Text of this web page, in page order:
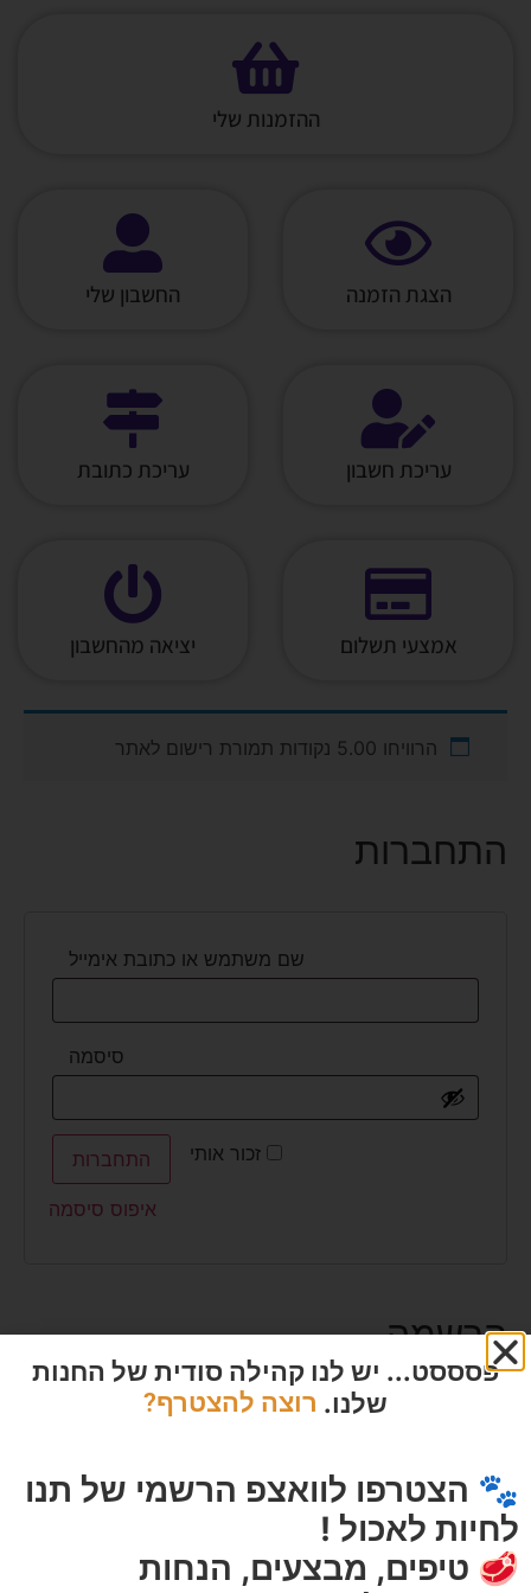
ההזמנות שלי
הצגת הזמנה החשבון שלי
עריכת חשבון עריכת כתובת
אמצעי תשלום יציאה מהחשבון
הרוויחו 5.00 נקודות תמורת רישום לאתר
התחברות
שם משתמש או כתובת אימייל
סיסמה
זכור אותי התחברות
איפוס סיסמה
הרשמה
פסססט... יש לנו קהילה סודית של החנות
שלנו. רוצה להצטרף?
🐾 הצטרפו לוואצפ הרשמי של תנו
לחיות לאכול !
🥩 טיפים, מבצעים, הנחות